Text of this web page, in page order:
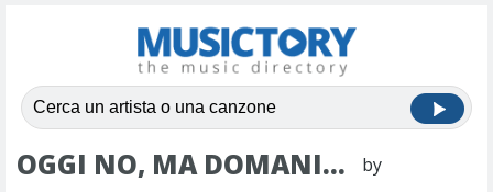
OGGI NO, MA DOMANI... by